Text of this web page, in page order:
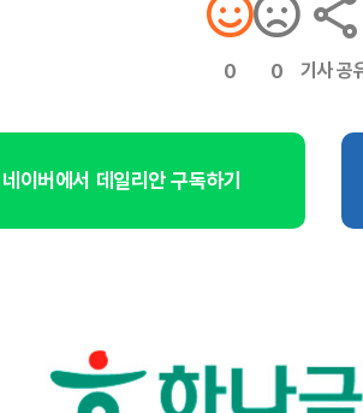
0 0 기사 공
네이버에서 데일리안 구독하기